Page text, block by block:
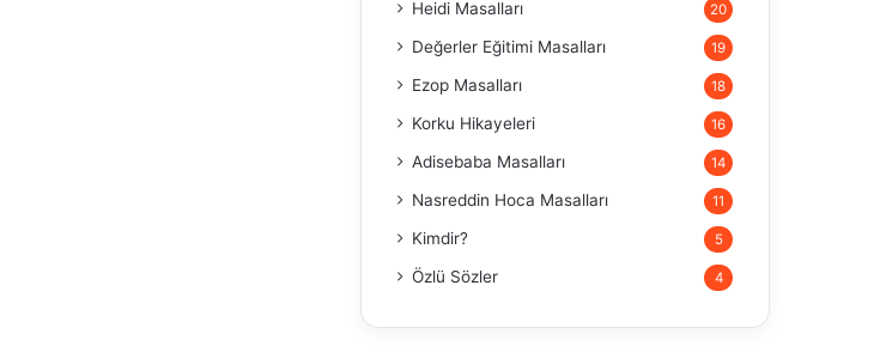
Heidi Masalları 20
Değerler Eğitimi Masalları 19
Ezop Masalları 18
Korku Hikayeleri 16
Adisebaba Masalları 14
Nasreddin Hoca Masalları 11
Kimdir? 5
Özlü Sözler 4